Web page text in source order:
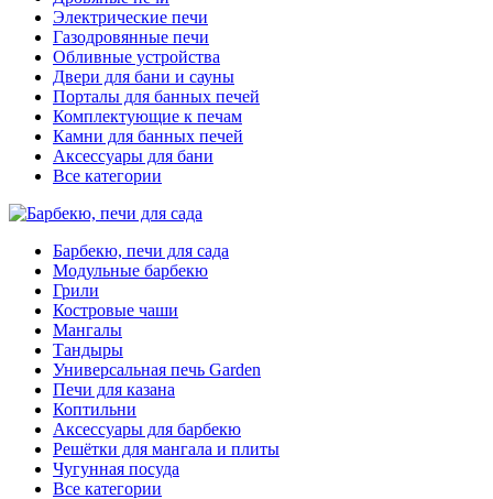
Электрические печи
Газодровянные печи
Обливные устройства
Двери для бани и сауны
Порталы для банных печей
Комплектующие к печам
Камни для банных печей
Аксессуары для бани
Все категории
Барбекю, печи для сада
Модульные барбекю
Грили
Костровые чаши
Мангалы
Тандыры
Универсальная печь Garden
Печи для казана
Коптильни
Аксессуары для барбекю
Решётки для мангала и плиты
Чугунная посуда
Все категории